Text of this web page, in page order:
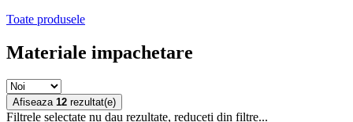
Toate produsele
Materiale impachetare
Afiseaza 12 rezultat(e)
Filtrele selectate nu dau rezultate, reduceti din filtre...